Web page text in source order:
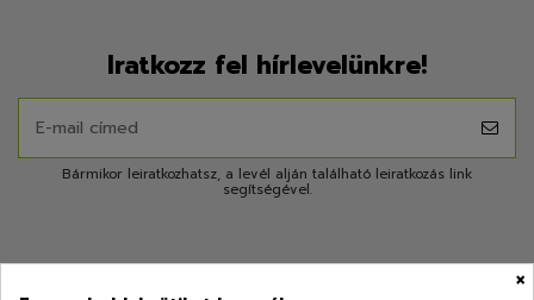
Iratkozz fel hírlevelünkre!
Bármikor leiratkozhatsz, a levél alján található leiratkozás link
segítségével.
×